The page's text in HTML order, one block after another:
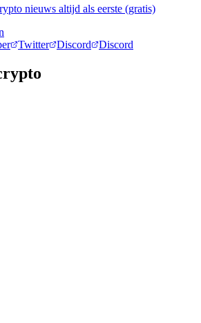
nieuws altijd als eerste (gratis)
Twitter Discord Discord